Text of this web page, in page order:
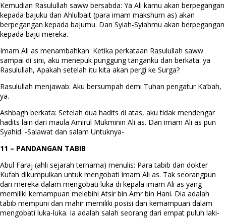
Kemudian Rasulullah saww bersabda: Ya Ali kamu akan berpegangan
kepada bajuku dan Ahlulbait (para imam makshum as) akan
berpegangan kepada bajumu. Dan Syiah-Syiahmu akan berpegangan
kepada baju mereka.
Imam Ali as menambahkan: Ketika perkataan Rasulullah saww
sampai di sini, aku menepuk punggung tanganku dan berkata: ya
Rasulullah, Apakah setelah itu kita akan pergi ke Surga?
Rasulullah menjawab: Aku bersumpah demi Tuhan pengatur Ka’bah,
ya.
Ashbagh berkata: Setelah dua hadits di atas, aku tidak mendengar
hadits lain dari maula Amirul Mukminin Ali as. Dan imam Ali as pun
Syahid. -Salawat dan salam Untuknya-
11 – PANDANGAN TABIB
Abul Faraj (ahli sejarah ternama) menulis: Para tabib dan dokter
Kufah dikumpulkan untuk mengobati imam Ali as. Tak seorangpun
dari mereka dalam mengobati luka di kepala imam Ali as yang
memiliki kemampuan melebihi Atsir bin Amr bin Hani. Dia adalah
tabib mempuni dan mahir memiliki posisi dan kemampuan dalam
mengobati luka-luka. Ia adalah salah seorang dari empat puluh laki-